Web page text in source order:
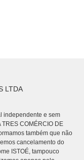
LTDA
independente e sem
COMÉRCIO DE
também que não
cancelamento do
ISTOÉ, tampouco